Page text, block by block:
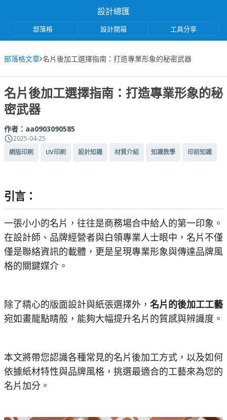
設計總匯
部落格 設計開箱 工具分享
部落格文章 名片後加工選擇指南：打造專業形象的秘密武器
名片後加工選擇指南：打造專業形象的秘
密武器
作者： aa0903090585
2025-04-25
網版印刷 UV印刷 設計知識 材質介紹 知識教學 印前知識
引言：
一張小小的名片，往往是商務場合中給人的第一印象。
在設計師、品牌經營者與白領專業人士眼中，名片不僅
僅是聯絡資訊的載體，更是呈現專業形象與傳達品牌風
格的關鍵媒介。
除了精心的版面設計與紙張選擇外， 名片的後加工工藝
宛如畫龍點睛般，能夠大幅提升名片的質感與辨識度。
本文將帶您認識各種常見的名片後加工方式，以及如何
依據紙材特性與品牌風格，挑選最適合的工藝來為您的
名片加分。